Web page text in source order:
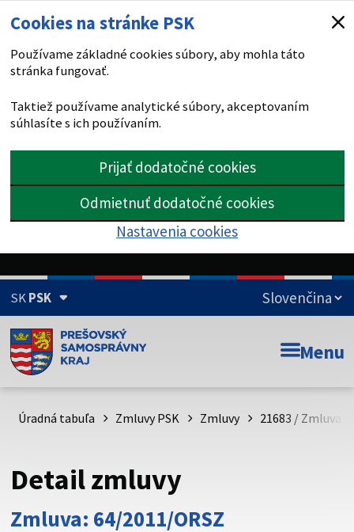
Cookies na stránke PSK
Používame základné cookies súbory, aby mohla táto
stránka fungovať.
Taktiež používame analytické súbory, akceptovaním
súhlasíte s ich používaním.
Prijať dodatočné cookies
Odmietnuť dodatočné cookies
Nastavenia cookies
SKPSK
Doména psk.sk je oficiálna
Toto je oficiálna webová stránka Prešovského
psk.sk.
Buďte pozorní a vždy sa uistite, že zdieľate informácie iba
cez zabezpečenú webovú stránku. Zabezpečená stránka
vždy začína https:// pred názvom domény webového sídla.
Menu
Úradná tabuľa Zmluvy PSK Zmluvy 21683 / Zmluva
Detail zmluvy
Zmluva: 64/2011/ORSZ